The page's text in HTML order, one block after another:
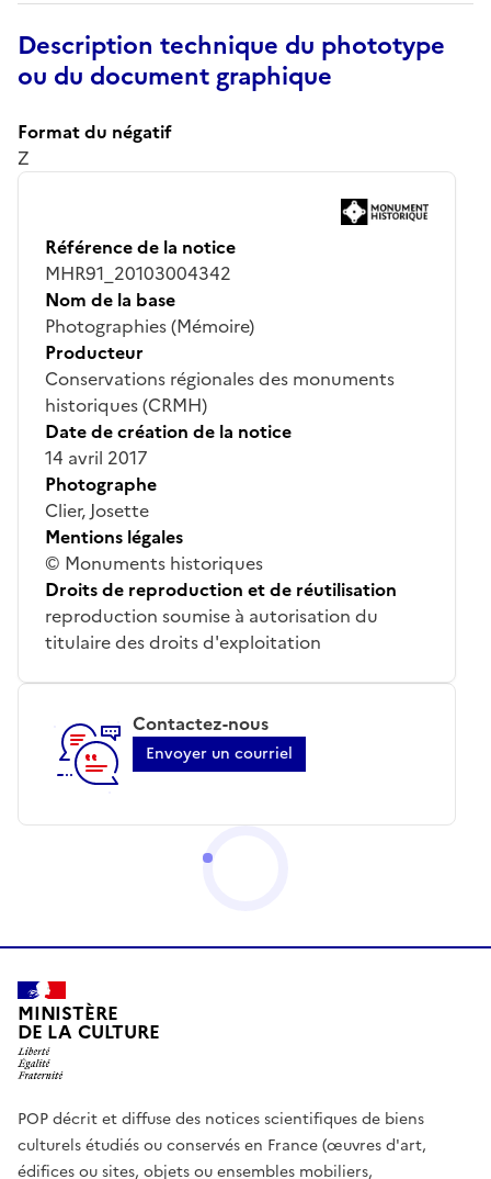
Description technique du phototype
ou du document graphique
Format du négatif
Z
Référence de la notice
MHR91_20103004342
Nom de la base
Photographies (Mémoire)
Producteur
Conservations régionales des monuments
historiques (CRMH)
Date de création de la notice
14 avril 2017
Photographe
Clier, Josette
Mentions légales
© Monuments historiques
Droits de reproduction et de réutilisation
reproduction soumise à autorisation du
titulaire des droits d'exploitation
Contactez-nous
Envoyer un courriel
MINISTÈRE
DE LA CULTURE
POP décrit et diffuse des notices scientifiques de biens
culturels étudiés ou conservés en France (œuvres d'art,
édifices ou sites, objets ou ensembles mobiliers,